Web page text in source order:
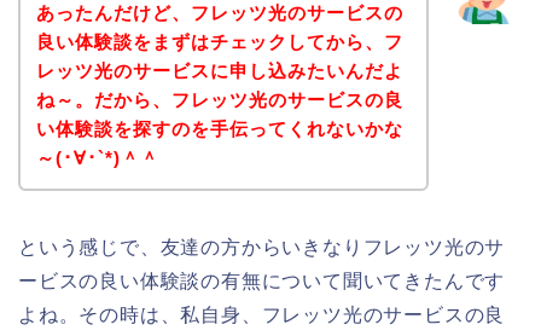
あったんだけど、フレッツ光のサービスの
良い体験談をまずはチェックしてから、フ
レッツ光のサービスに申し込みたいんだよ
ね～。だから、フレッツ光のサービスの良
い体験談を探すのを手伝ってくれないかな
～(･∀･`*)＾＾
という感じで、友達の方からいきなりフレッツ光のサ
ービスの良い体験談の有無について聞いてきたんです
よね。その時は、私自身、フレッツ光のサービスの良